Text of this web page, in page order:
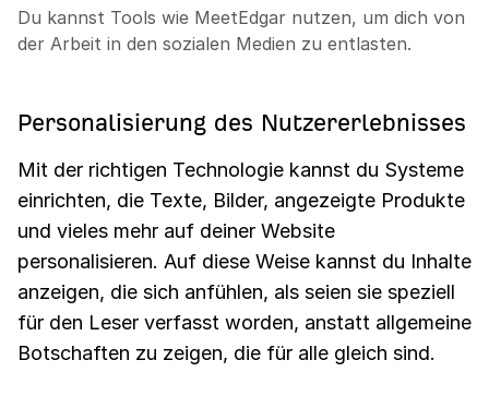
Du kannst Tools wie MeetEdgar nutzen, um dich von
der Arbeit in den sozialen Medien zu entlasten.
Personalisierung des Nutzererlebnisses
Mit der richtigen Technologie kannst du Systeme
einrichten, die Texte, Bilder, angezeigte Produkte
und vieles mehr auf deiner Website
personalisieren. Auf diese Weise kannst du Inhalte
anzeigen, die sich anfühlen, als seien sie speziell
für den Leser verfasst worden, anstatt allgemeine
Botschaften zu zeigen, die für alle gleich sind.